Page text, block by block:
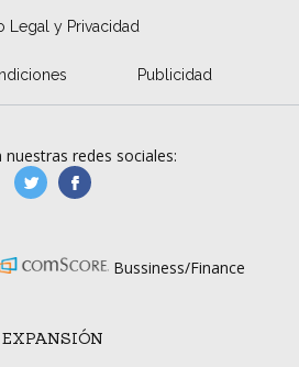
Legal y Privacidad
Publicidad
EXPANSIÓN
nuestras redes sociales:
manufacturaGE
Bussiness/Finance